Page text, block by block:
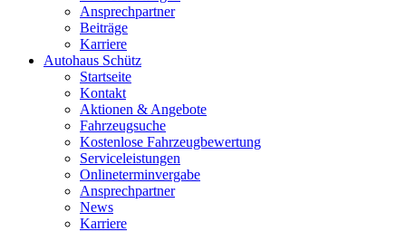
Ansprechpartner
Beiträge
Karriere
Autohaus Schütz
Startseite
Kontakt
Aktionen & Angebote
Fahrzeugsuche
Kostenlose Fahrzeugbewertung
Serviceleistungen
Onlineterminvergabe
Ansprechpartner
News
Karriere